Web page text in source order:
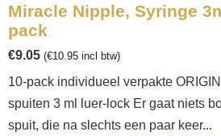
Miracle Nipple, Syringe
pack
€9.05 (€10.95 incl btw)
10-pack individueel verpakte
spuiten 3 ml luer-lock Er gaat niets
spuit, die na slechts een paar keer...